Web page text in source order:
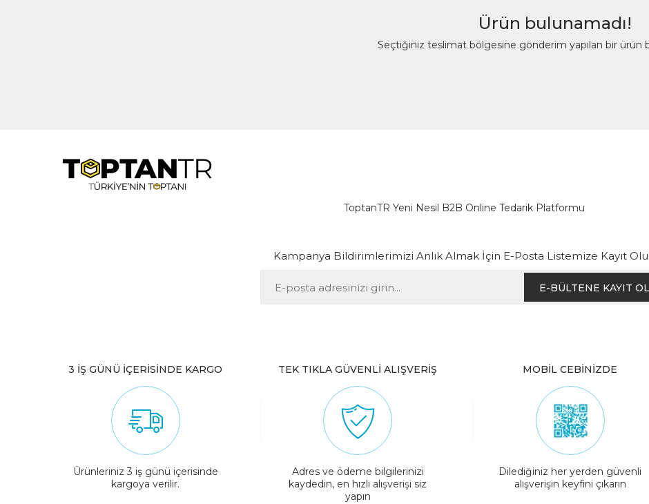
Ürün bulunamadı!
Seçtiğiniz teslimat bölgesine gönderim yapılan bir ürün
ToptanTR Yeni Nesil B2B Online Tedarik Platformu
Kampanya Bildirimlerimizi Anlık Almak İçin E-Posta Listemize Kayıt
E-BÜLTENE KAYIT OL
3 İŞ GÜNÜ İÇERİSİNDE KARGO
Ürünleriniz 3 iş günü içerisinde
kargoya verilir.
TEK TIKLA GÜVENLİ ALIŞVERİŞ
Adres ve ödeme bilgilerinizi
kaydedin, en hızlı alışverişi siz
yapın
MOBİL CEBİNİZDE
Dilediğiniz her yerden güvenli
alışverişin keyfini çıkarın